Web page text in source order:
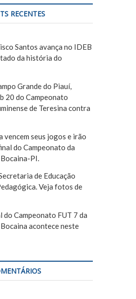
o
q
a
RECENTES
Santos avança no IDEB
da história do
Grande do Piauí,
20 do Campeonato
de Teresina contra
vencem seus jogos e irão
do Campeonato da
PI.
de Educação
Veja fotos de
do Campeonato FUT 7 da
acontece neste